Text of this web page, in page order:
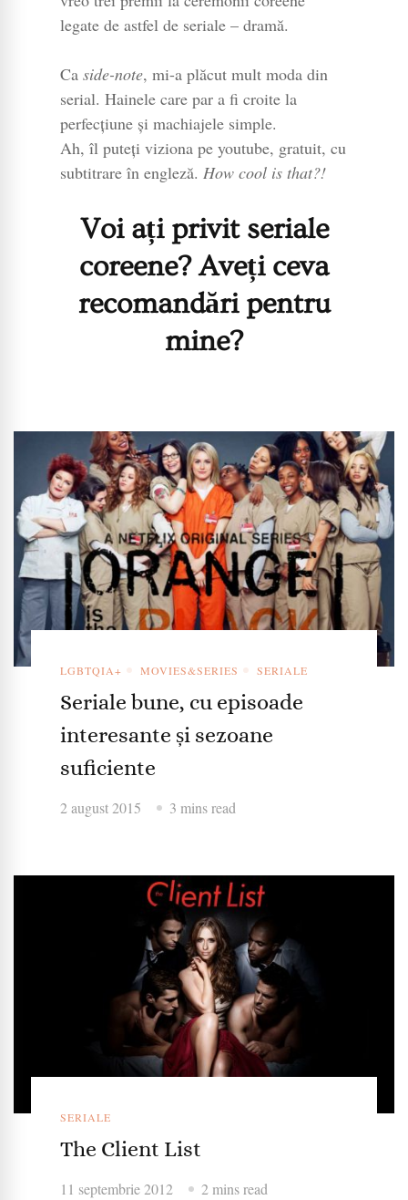
legate de astfel de seriale – dramă.
Ca side-note, mi-a plăcut mult moda din
serial. Hainele care par a fi croite la
perfecțiune și machiajele simple.
Ah, îl puteți viziona pe youtube, gratuit, cu
subtitrare în engleză. How cool is that?!
Voi ați privit seriale
coreene? Aveți ceva
recomandări pentru
mine?
LGBTQIA+ MOVIES&SERIES SERIALE
Seriale bune, cu episoade
interesante și sezoane
suficiente
2 august 2015 3 mins read
SERIALE
The Client List
11 septembrie 2012 2 mins read